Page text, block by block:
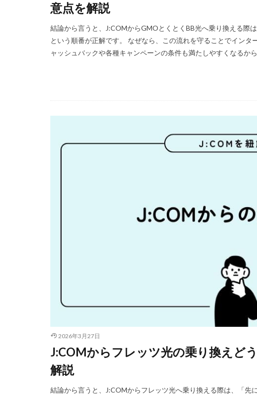
意点を解説
結論から言うと、J:COMからGMOとくとくBB光へ乗り換える際
という順番が正解です。 なぜなら、この流れを守ることでイン
ャッシュバックや各種キャンペーンの条件も満たしやすくなるか
2026年3月27日
J:COMからフレッツ光の乗り換えど
解説
結論から言うと、J:COMからフレッツ光へ乗り換える際は、「先